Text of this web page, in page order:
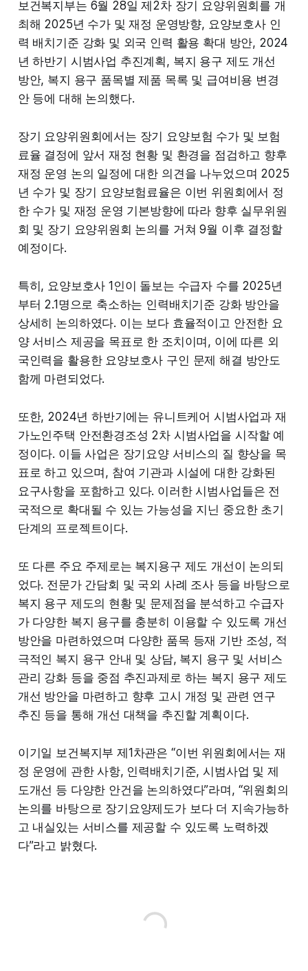
보건복지부는 6월 28일 제2차 장기 요양위원회를 개
최해 2025년 수가 및 재정 운영방향, 요양보호사 인
력 배치기준 강화 및 외국 인력 활용 확대 방안, 2024
년 하반기 시범사업 추진계획, 복지 용구 제도 개선
방안, 복지 용구 품목별 제품 목록 및 급여비용 변경
안 등에 대해 논의했다.
장기 요양위원회에서는 장기 요양보험 수가 및 보험
료율 결정에 앞서 재정 현황 및 환경을 점검하고 향후
재정 운영 논의 일정에 대한 의견을 나누었으며 2025
년 수가 및 장기 요양보험료율은 이번 위원회에서 정
한 수가 및 재정 운영 기본방향에 따라 향후 실무위원
회 및 장기 요양위원회 논의를 거쳐 9월 이후 결정할
예정이다.
특히, 요양보호사 1인이 돌보는 수급자 수를 2025년
부터 2.1명으로 축소하는 인력배치기준 강화 방안을
상세히 논의하였다. 이는 보다 효율적이고 안전한 요
양 서비스 제공을 목표로 한 조치이며, 이에 따른 외
국인력을 활용한 요양보호사 구인 문제 해결 방안도
함께 마련되었다.
또한, 2024년 하반기에는 유니트케어 시범사업과 재
가노인주택 안전환경조성 2차 시범사업을 시작할 예
정이다. 이들 사업은 장기요양 서비스의 질 향상을 목
표로 하고 있으며, 참여 기관과 시설에 대한 강화된
요구사항을 포함하고 있다. 이러한 시범사업들은 전
국적으로 확대될 수 있는 가능성을 지닌 중요한 초기
단계의 프로젝트이다.
또 다른 주요 주제로는 복지용구 제도 개선이 논의되
었다. 전문가 간담회 및 국외 사례 조사 등을 바탕으로
복지 용구 제도의 현황 및 문제점을 분석하고 수급자
가 다양한 복지 용구를 충분히 이용할 수 있도록 개선
방안을 마련하였으며 다양한 품목 등재 기반 조성, 적
극적인 복지 용구 안내 및 상담, 복지 용구 및 서비스
관리 강화 등을 중점 추진과제로 하는 복지 용구 제도
개선 방안을 마련하고 향후 고시 개정 및 관련 연구
추진 등을 통해 개선 대책을 추진할 계획이다.
이기일 보건복지부 제1차관은 “이번 위원회에서는 재
정 운영에 관한 사항, 인력배치기준, 시범사업 및 제
도개선 등 다양한 안건을 논의하였다”라며, “위원회의
논의를 바탕으로 장기요양제도가 보다 더 지속가능하
고 내실있는 서비스를 제공할 수 있도록 노력하겠
다”라고 밝혔다.